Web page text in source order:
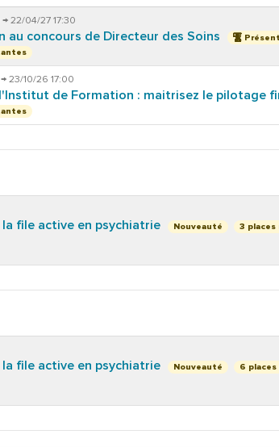
22/04/27 17:30
au concours de Directeur des Soins
23/10/26 17:00
de Formation : maitrisez le pilotage
file active en psychiatrie Nouveauté 3
file active en psychiatrie Nouveauté 6